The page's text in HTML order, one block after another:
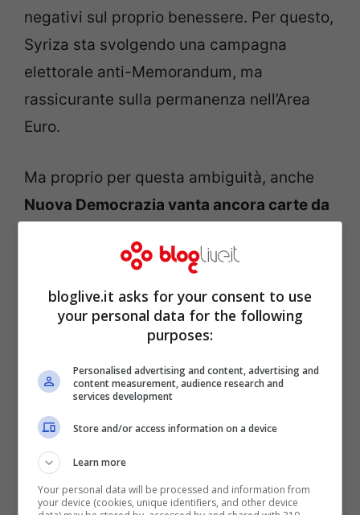
negativi sul proprio benessere. Per questo,
Syriza sta svolgendo una campagna
elettorale anti-Memorandum, ma
rassicurante sulla permanenza nell’Area
Euro.
Ma proprio per questa ambiguità, anche
Nuova Democrazia vanta ancora carte da
ripetendo a ogni comizio e intervento
pubblico che se vincesse Syriza la Grecia
uscirebbe dall’euro e i salari dei greci
sarebbero decimati nel giro di pochi giorni.
Non è un caso che i consensi si starebbero
polarizzando tra i due partiti, catalizzando
discapito di socialisti e di tutte le altre
formazioni politiche.
bloglive.it asks for your consent to use
your personal data for the following
purposes:
Personalised advertising and content, advertising and
content measurement, audience research and
services development
Store and/or access information on a device
Learn more
Your personal data will be processed and information from
your device (cookies, unique identifiers, and other device